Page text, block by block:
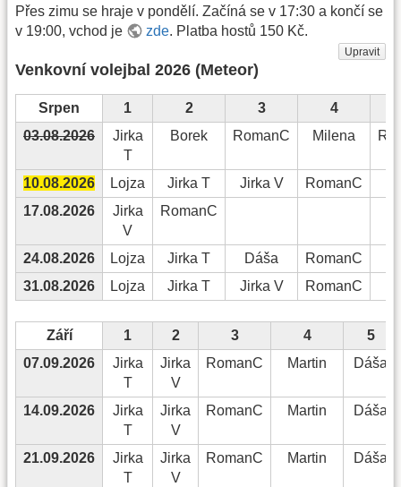
Přes zimu se hraje v pondělí. Začíná se v 17:30 a končí se
v 19:00, vchod je
zde. Platba hostů 150 Kč.
Upravit
Venkovní volejbal 2026 (Meteor)
Srpen 1 2 3
4
03.08.2026
Jirka
T
Borek RomanC Milena
10.08.2026 Lojza Jirka T Jirka V RomanC
17.08.2026
Jirka
V
RomanC
24.08.2026 Lojza Jirka T Dáša RomanC
31.08.2026
Lojza Jirka T Jirka V RomanC
Září 1 2 3 4
5
07.09.2026
Jirka
T
Jirka
V
RomanC Martin Dáša
14.09.2026
Jirka
T
Jirka
V
RomanC Martin Dáša
21.09.2026
Jirka
T
Jirka
V
RomanC Martin Dáša